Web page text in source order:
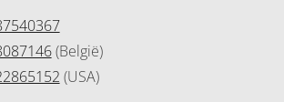
(België)
(USA)